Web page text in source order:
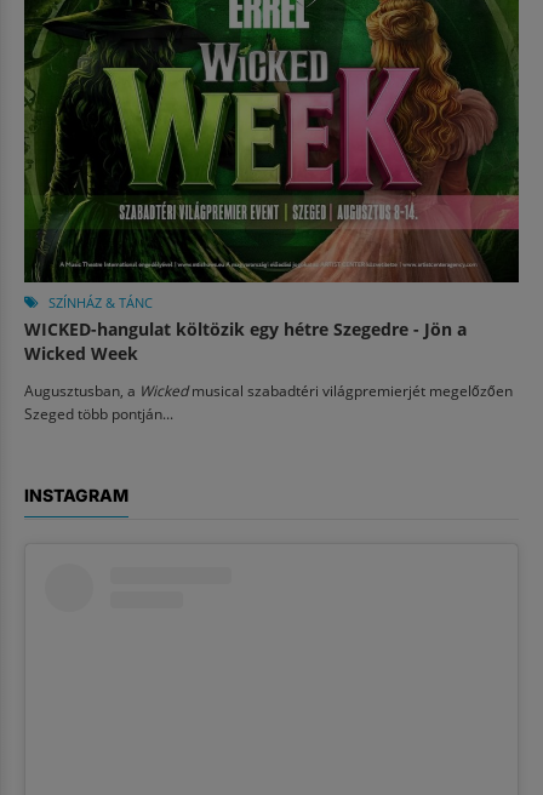
SZÍNHÁZ & TÁNC
WICKED-hangulat költözik egy hétre Szegedre - Jön a
Wicked Week
Augusztusban, a Wickedmusical szabadtéri világpremierjét megelőzően
Szeged több pontján...
INSTAGRAM